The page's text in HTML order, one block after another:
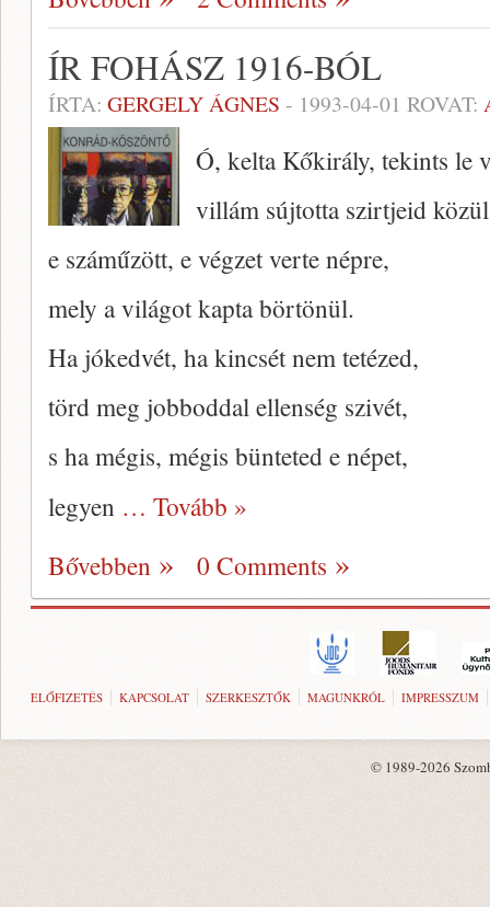
ÍR FOHÁSZ 1916-BÓL
ÍRTA: GERGELY ÁGNES - 1993-04-01 ROVAT:
Ó, kelta Kőkirály, tekints le
villám sújtotta szirtjeid közül
e száműzött, e végzet verte népre,
mely a világot kapta börtönül.
Ha jókedvét, ha kincsét nem tetézed,
törd meg jobboddal ellenség szivét,
s ha mégis, mégis bünteted e népet,
legyen … Tovább »
Bővebben
0 Comments
ELŐFIZETÉS KAPCSOLAT SZERKESZTŐK MAGUNKRÓL IMPRESSZUM
© 1989-2026